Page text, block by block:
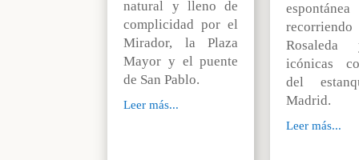
natural y lleno de
complicidad por el
Mirador, la Plaza
Mayor y el puente
de San Pablo.
Leer más...
espontánea
icónicas
del
Madrid.
Leer más...